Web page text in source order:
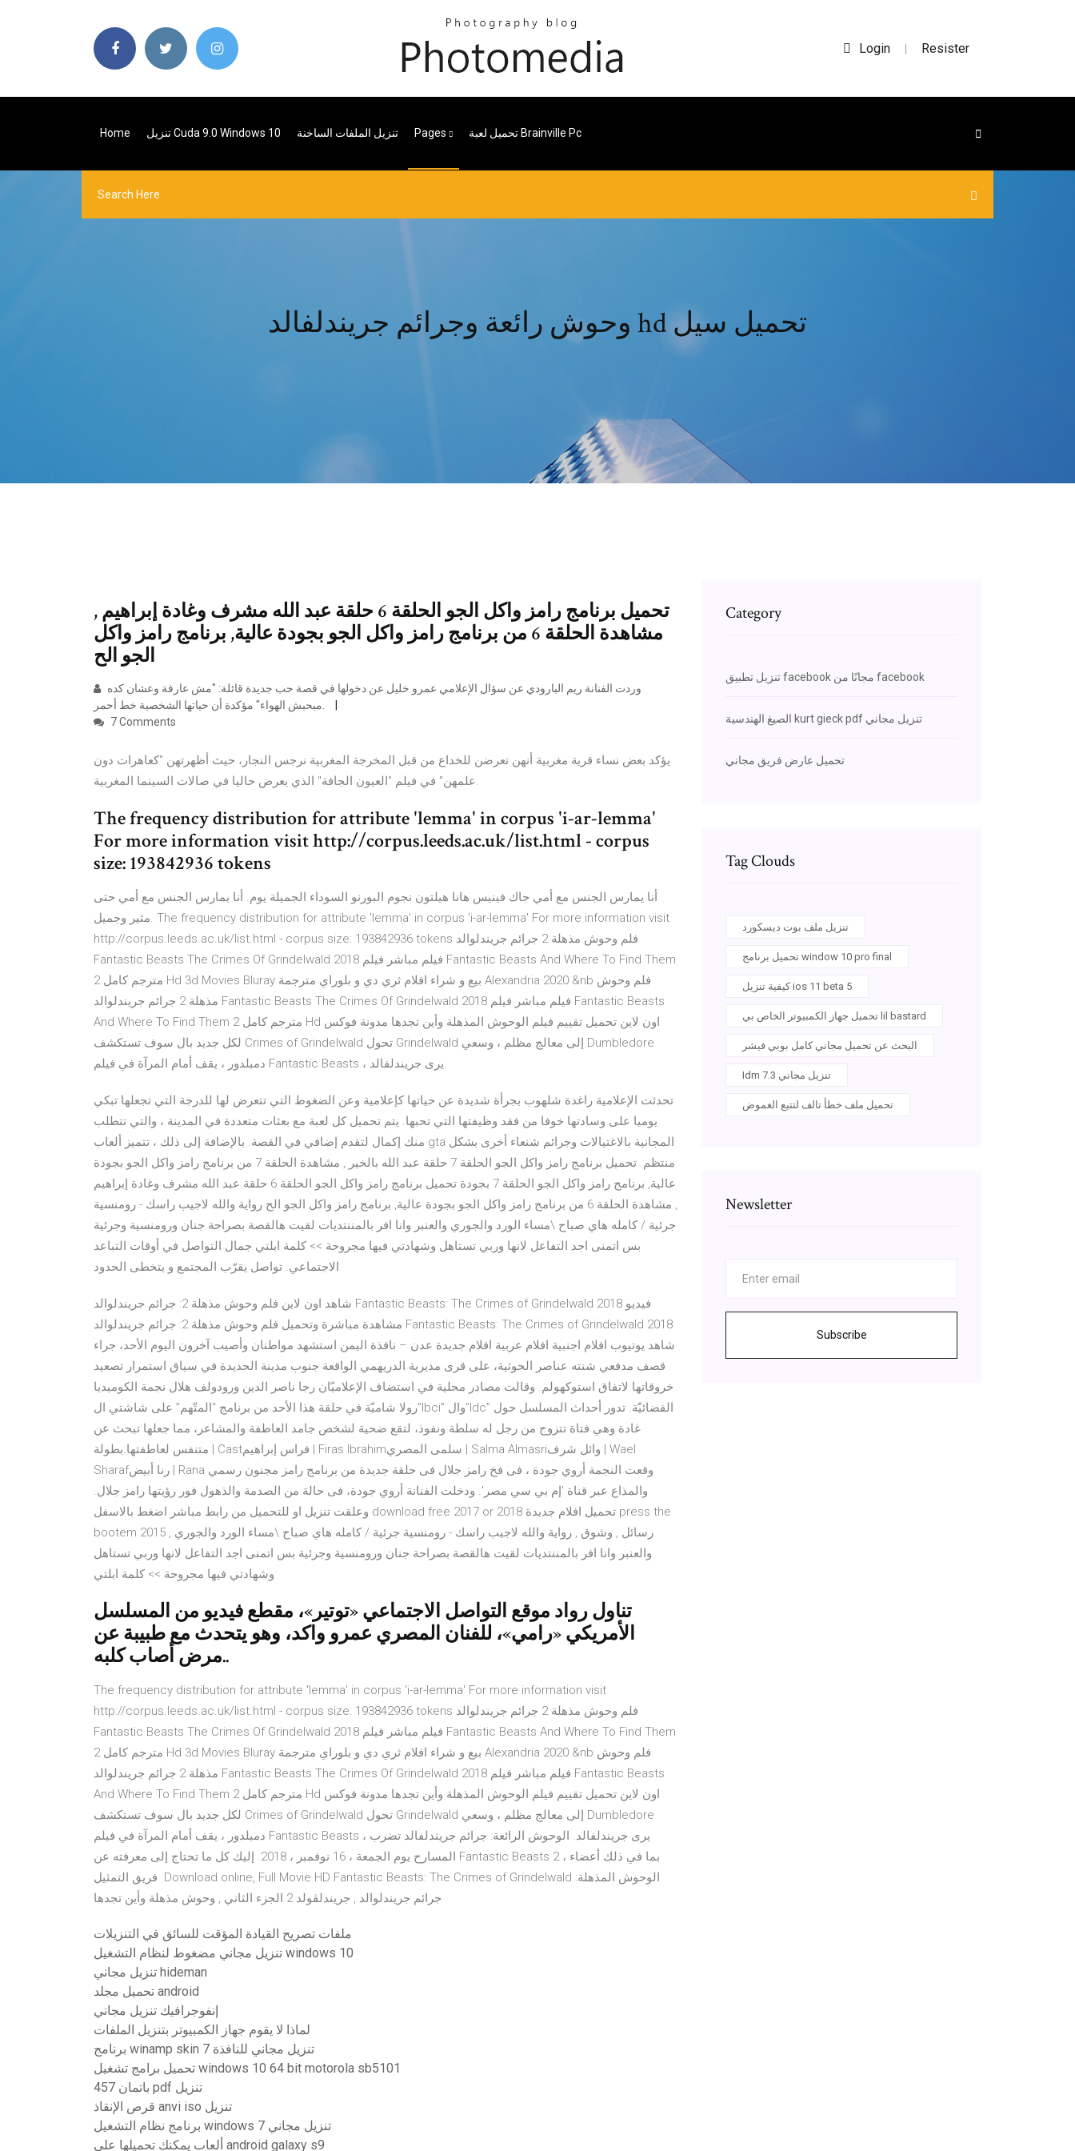
Login | Resister
Home تنزيل Cuda 9.0 Windows 10 تنزيل الملفات الساخنة Pages تحميل لعبة Brainville Pc
وحوش رائعة وجرائم جريندلفالد hd تحميل سيل
تحميل برنامج رامز واكل الجو الحلقة 6 حلقة عبد الله مشرف وغادة إبراهيم ,
مشاهدة الحلقة 6 من برنامج رامز واكل الجو بجودة عالية, برنامج رامز واكل
الجو الح
7 Comments
يؤكد بعض نساء قرية مغربية أنهن تعرضن للخداع من قبل المخرجة المغربية نرجس النجار، حيث أظهرتهن "كعاهرات دون
علمهن" في فيلم "العيون الجافة" الذي يعرض حاليا في صالات السينما المغربية.
The frequency distribution for attribute 'lemma' in corpus 'i-ar-lemma'
For more information visit http://corpus.leeds.ac.uk/list.html - corpus
size: 193842936 tokens
أنا يمارس الجنس مع أمي جاك فينيس هانا هيلتون نجوم البورنو السوداء الجميلة يوم. أنا يمارس الجنس مع أمي حتى
مثير وجميل. The frequency distribution for attribute 'lemma' in corpus 'i-ar-lemma' For more information visit
http://corpus.leeds.ac.uk/list.html - corpus size: 193842936 tokens فلم وحوش مذهلة 2 جرائم جريندلوالد
Fantastic Beasts The Crimes Of Grindelwald 2018 فيلم مباشر فيلم Fantastic Beasts And Where To Find Them
2 مترجم كامل Hd 3d Movies Bluray بيع و شراء افلام ثري دي و بلوراي مترجمة Alexandria 2020 &nb فلم وحوش
مذهلة 2 جرائم جريندلوالد Fantastic Beasts The Crimes Of Grindelwald 2018 فيلم مباشر فيلم Fantastic Beasts
And Where To Find Them 2 مترجم كامل Hd اون لاين تحميل تقييم فيلم الوحوش المذهلة وأين تجدها مدونة فوكس
لكل جديد بال سوف تستكشف Crimes of Grindelwald تحول Grindelwald إلى معالج مظلم ، وسعي Dumbledore
دمبلدور ، يقف أمام المرآة في فيلم Fantastic Beasts ، يرى جريندلفالد.
تحدثت الإعلامية راغدة شلهوب بجرأة شديدة عن حياتها كإعلامية وعن الضغوط التي تتعرض لها للدرجة التي تجعلها تبكي
يوميا على وسادتها خوفا من فقد وظيفتها التي تحبها. يتم تحميل كل لعبة مع بعثات متعددة في المدينة ، والتي تتطلب
منك إكمال لتقدم إضافي في القصة. بالإضافة إلى ذلك ، تتميز ألعاب gta المجانية بالاغتيالات وجرائم شنعاء أخرى بشكل
منتظم. تحميل برنامج رامز واكل الجو الحلقة 7 حلقة عبد الله بالخير , مشاهدة الحلقة 7 من برنامج رامز واكل الجو بجودة
عالية, برنامج رامز واكل الجو الحلقة 7 بجودة تحميل برنامج رامز واكل الجو الحلقة 6 حلقة عبد الله مشرف وغادة إبراهيم
, مشاهدة الحلقة 6 من برنامج رامز واكل الجو بجودة عالية, برنامج رامز واكل الجو الح رواية والله لاجيب راسك - رومنسية
جرئية / كامله هاي صباح \مساء الورد والجوري والعنبر وانا افر بالمننتديات لقيت هالقصة بصراحة جنان ورومنسية وجرئية
بس اتمنى اجد التفاعل لانها وربي تستاهل وشهادتي فيها مجروحة >> كلمة ابلتي جمال التواصل في أوقات التباعد
الاجتماعي. تواصل يقرّب المجتمع و يتخطى الحدود
شاهد اون لاين فلم وحوش مذهلة 2: جرائم جريندلوالد Fantastic Beasts: The Crimes of Grindelwald 2018 فيديو
مشاهدة مباشرة وتحميل فلم وحوش مذهلة 2: جرائم جريندلوالد Fantastic Beasts: The Crimes of Grindelwald 2018
شاهد يوتيوب افلام اجنبية افلام عربية افلام جديدة عدن – نافذة اليمن استشهد مواطنان وأصيب آخرون اليوم الأحد، جراء
قصف مدفعي شنته عناصر الحوثية، على قرى مديرية الدريهمي الواقعة جنوب مدينة الحديدة في سياق استمرار تصعيد
خروقاتها لاتفاق استوكهولم. وقالت مصادر محلية في استضاف الإعلاميّان رجا ناصر الدين ورودولف هلال نجمة الكوميديا
رولا شاميّة في حلقة هذا الأحد من برنامج “المتّهم” على شاشتي ال”lbci” وال”ldc” الفضائيّة. تدور أحداث المسلسل حول
غادة وهي فتاة تتزوج من رجل له سلطة ونفوذ، لتقع ضحية لشخص جامد العاطفة والمشاعر، مما جعلها تبحث عن
متنفس لعاطفتها.بطولة | Castفراس إبراهيم | Firas Ibrahimسلمى المصري | Salma Almasriوائل شرف | Wael
Sharafرنا أبيض | Rana وقعت النجمة أروي جودة ، فى فخ رامز جلال فى حلقة جديدة من برنامج رامز مجنون رسمي
والمذاع عبر قناة 'إم بي سي مصر'. ودخلت الفنانة أروي جودة، فى حالة من الصدمة والذهول فور رؤيتها رامز جلال.
وعلقت تنزيل او للتحميل من رابط مباشر اضغط بالاسفل download free 2017 or 2018 تحميل افلام جديدة press the
bootem 2015 , رسائل , وشوق , رواية والله لاجيب راسك - رومنسية جرئية / كامله هاي صباح \مساء الورد والجوري
والعنبر وانا افر بالمننتديات لقيت هالقصة بصراحة جنان ورومنسية وجرئية بس اتمنى اجد التفاعل لانها وربي تستاهل
وشهادتي فيها مجروحة >> كلمة ابلتي
تناول رواد موقع التواصل الاجتماعي «توتير»، مقطع فيديو من المسلسل
الأمريكي «رامي»، للفنان المصري عمرو واكد، وهو يتحدث مع طبيبة عن
مرض أصاب كلبه..
The frequency distribution for attribute 'lemma' in corpus 'i-ar-lemma' For more information visit
http://corpus.leeds.ac.uk/list.html - corpus size: 193842936 tokens فلم وحوش مذهلة 2 جرائم جريندلوالد
Fantastic Beasts The Crimes Of Grindelwald 2018 فيلم مباشر فيلم Fantastic Beasts And Where To Find Them
2 مترجم كامل Hd 3d Movies Bluray بيع و شراء افلام ثري دي و بلوراي مترجمة Alexandria 2020 &nb فلم وحوش
مذهلة 2 جرائم جريندلوالد Fantastic Beasts The Crimes Of Grindelwald 2018 فيلم مباشر فيلم Fantastic Beasts
And Where To Find Them 2 مترجم كامل Hd اون لاين تحميل تقييم فيلم الوحوش المذهلة وأين تجدها مدونة فوكس
لكل جديد بال سوف تستكشف Crimes of Grindelwald تحول Grindelwald إلى معالج مظلم ، وسعي Dumbledore
دمبلدور ، يقف أمام المرآة في فيلم Fantastic Beasts ، يرى جريندلفالد. الوحوش الرائعة: جرائم جريندلفالد تضرب
المسارح يوم الجمعة ، 16 نوفمبر ، 2018. إليك كل ما تحتاج إلى معرفته عن Fantastic Beasts 2 ، بما في ذلك أعضاء
فريق التمثيل Download online, Full Movie HD Fantastic Beasts: The Crimes of Grindelwald الوحوش المذهلة:
ملفات تصريح القيادة المؤقت للسائق في التنزيلات
تنزيل مجاني مضغوط لنظام التشغيل windows 10
تنزيل مجاني hideman
تحميل مجلد android
إنفوجرافيك تنزيل مجاني
لماذا لا يقوم جهاز الكمبيوتر بتنزيل الملفات
برنامج winamp skin تنزيل مجاني للنافذة 7
تحميل برامج تشغيل windows 10 64 bit motorola sb5101
باتمان 457 pdf تنزيل
قرص الإنقاذ anvi iso تنزيل
برنامج نظام التشغيل windows 7 تنزيل مجاني
ألعاب يمكنك تحميلها على android galaxy s9
Category
تنزيل تطبيق facebook مجانًا من facebook
الصيغ الهندسية kurt gieck pdf تنزيل مجاني
تحميل عارض فريق مجاني
Tag Clouds
تنزيل ملف بوت ديسكورد
تحميل برنامج window 10 pro final
كيفية تنزيل ios 11 beta 5
تحميل جهاز الكمبيوتر الخاص بي lil bastard
البحث عن تحميل مجاني كامل بوبي فيشر
Idm 7.3 تنزيل مجاني
تحميل ملف خطأ تالف لتتبع الغموض
Newsletter
Subscribe